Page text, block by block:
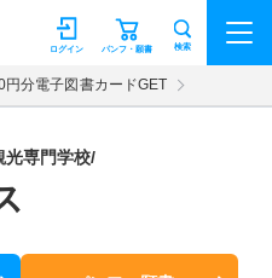
パンフ・願書
ログイン 検索
円分電子図書カードGET
光専門学校/